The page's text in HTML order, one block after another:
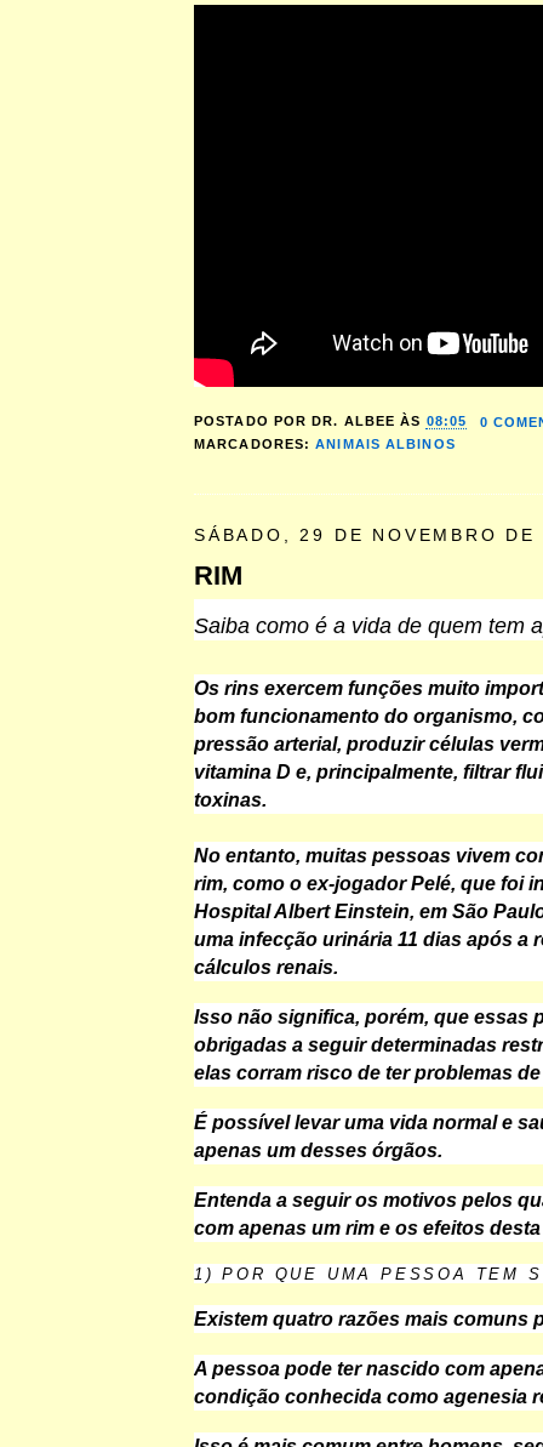
POSTADO POR DR. ALBEE ÀS 08:05
0
MARCADORES:ANIMAIS ALBINOS
SÁBADO, 29 DE NOVEMBRO
RIM
Saiba como é a vida de quem tem
Os rins exercem funções muito
bom funcionamento do organismo,
pressão arterial, produzir células
vitamina D e, principalmente, filtrar
toxinas.
No entanto, muitas pessoas vivem
rim, como o ex-jogador Pelé, que foi
Hospital Albert Einstein, em São
uma infecção urinária 11 dias após a
cálculos renais.
Isso não significa, porém, que essas
obrigadas a seguir determinadas
elas corram risco de ter problemas
É possível levar uma vida normal e
apenas um desses órgãos.
Entenda a seguir os motivos pelos
com apenas um rim e os efeitos
1) POR QUE UMA PESSOA TEM
Existem quatro razões mais comuns
A pessoa pode ter nascido com
condição conhecida como agenesia